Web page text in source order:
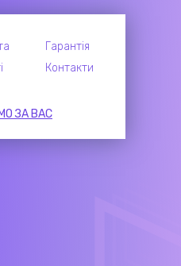
Гарантія
Контакти
ЗА ВАС